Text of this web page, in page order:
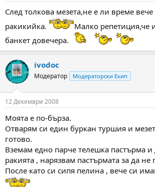
След толкова мезета,не е ли време
ракикийка.
Малко репетиция,че
банкет довечера.
ivodoc
Модератор Модераторски Екип
12 Декември 2008
Моята е по-бърза.
Отварям си един буркан туршия и
готово.
Вземам едно парче телешка пастърма и
ракията , нарязвам пастърмата за да не
После като си сипя пелина , вече си